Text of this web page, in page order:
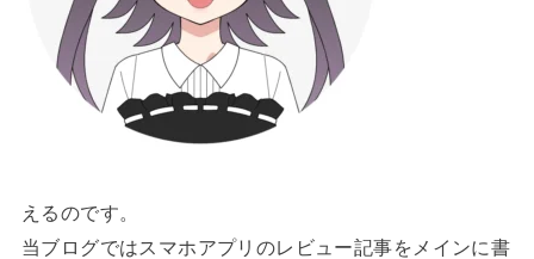
えるのです。
当ブログではスマホアプリのレビュー記事をメインに書